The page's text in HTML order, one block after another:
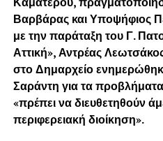
Βαρβάρας και Υποψήφιος
με την παράταξη του Γ.
Αττική», Αντρέας
στο Δημαρχείο
Σαράντη για τα
«πρέπει να διευθετηθούν
περιφερειακή διοίκηση».